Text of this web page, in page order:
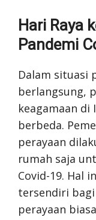
Hari Raya
Pandemi
Dalam situasi
berlangsung,
keagamaan di
berbeda.
perayaan
rumah saja
Covid-19. Hal
tersendiri
perayaan